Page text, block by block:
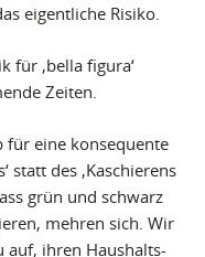
eigentliche Risiko.
für ‚bella figura‘
Zeiten.
für eine konsequente
statt des ‚Kaschierens
grün und schwarz
mehren sich. Wir
auf, ihren Haushalts-